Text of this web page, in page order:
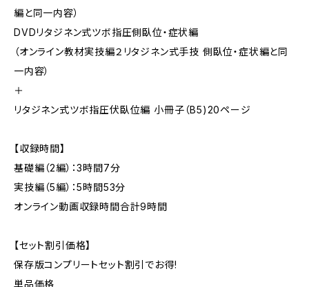
編と同一内容）
DVDリタジネン式ツボ指圧側臥位・症状編
（オンライン教材実技編２リタジネン式手技 側臥位・症状編と同
一内容）
＋
リタジネン式ツボ指圧伏臥位編 小冊子（B5)20ページ
【収録時間】
基礎編（2編）：3時間7分
実技編（5編）：5時間53分
オンライン動画収録時間合計9時間
【セット割引価格】
保存版コンプリートセット割引でお得!
単品価格